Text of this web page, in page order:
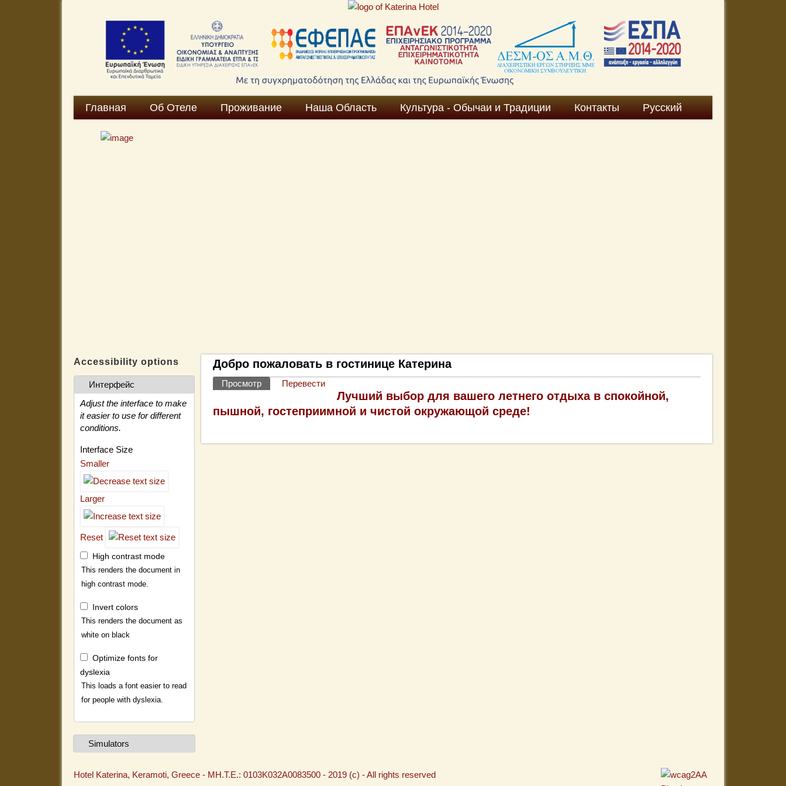
Главная Об Отеле Проживание Наша Область Культура - Обычаи и Традиции Контакты Русский
Добро пожаловать в гостинице Катерина
Главные вкладки
Просмотр (активная вкладка)
Перевести
Лучший выбор для вашего летнего отдыха в спокойной,
пышной, гостеприимной и чистой окружающой средe!
Accessibility options
Интерфейс
Adjust the interface to make
it easier to use for different
conditions.
Interface Size
Smaller
Larger
Reset
High contrast mode
This renders the document in
high contrast mode.
Invert colors
This renders the document as
white on black
Optimize fonts for
dyslexia
This loads a font easier to read
for people with dyslexia.
Simulators
Hotel Katerina, Keramoti, Greece - MH.T.E.: 0103K032A0083500 - 2019 (c) - All rights reserved